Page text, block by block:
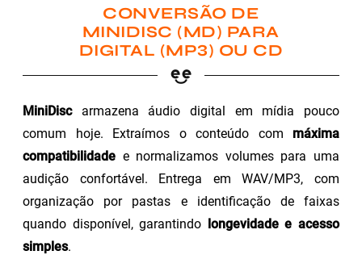
CONVERSÃO DE
MINIDISC (MD) PARA
DIGITAL (MP3) OU CD
MiniDiscarmazena áudio digital em mídia pouco
comum hoje. Extraímos o conteúdo com máxima
compatibilidade e normalizamos volumes para uma
audição confortável. Entrega em WAV/MP3, com
organização por pastas e identificação de faixas
quando disponível, garantindo longevidade e acesso
simples.